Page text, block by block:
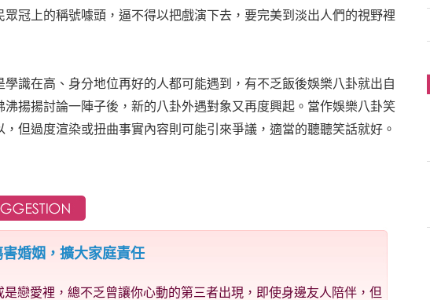
眾冠上的稱號噱頭，逼不得以把戲演下去，要完美到淡出人們的視野裡
學識在高、身分地位再好的人都可能遇到，有不乏飯後娛樂八卦就出自
沸揚揚討論一陣子後，新的八卦外遇對象又再度興起。當作娛樂八卦笑
但過度渲染或扭曲事實內容則可能引來爭議，適當的聽聽笑話就好。
婚姻，擴大家庭責任
是戀愛裡，總不乏曾讓你心動的第三者出現，即使身邊友人陪伴，但